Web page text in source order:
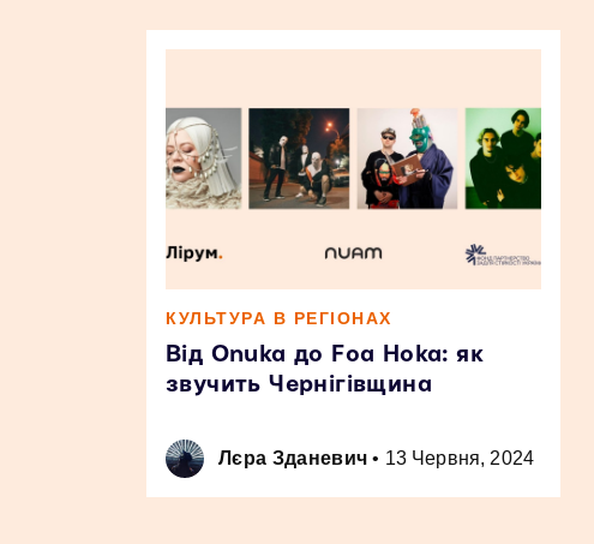
КУЛЬТУРА В РЕГІОНАХ
Від Onuka до Foa Hoka: як
звучить Чернігівщина
Лєра Зданевич • 13 Червня, 2024